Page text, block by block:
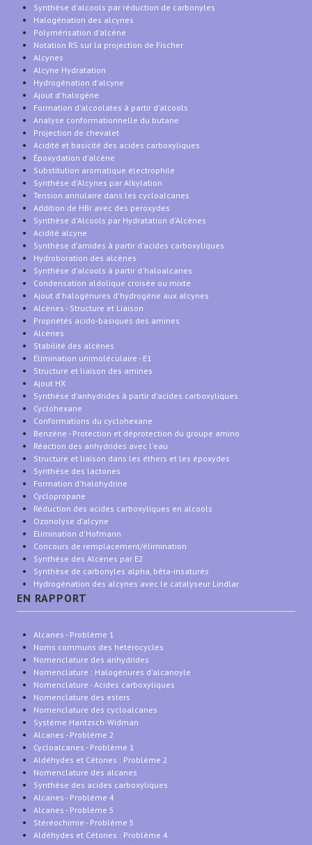
Synthèse d'alcools par réduction de carbonyles
Halogénation des alcynes
Polymérisation d'alcène
Notation RS sur la projection de Fischer
Alcynes
Alcyne Hydratation
Hydrogénation d'alcyne
Ajout d'halogène
Formation d'alcoolates à partir d'alcools
Analyse conformationnelle du butane
Projection de chevalet
Acidité et basicité des acides carboxyliques
Époxydation d'alcène
Substitution aromatique électrophile
Synthèse d'Alcynes par Alkylation
Tension annulaire dans les cycloalcanes
Addition de HBr avec des peroxydes
Synthèse d'Alcools par Hydratation d'Alcènes
Acidité alcyne
Synthèse d'amides à partir d'acides carboxyliques
Hydroboration des alcènes
Synthèse d'alcools à partir d'haloalcanes
Condensation aldolique croisée ou mixte
Ajout d'halogénures d'hydrogène aux alcynes
Alcènes - Structure et Liaison
Propriétés acido-basiques des amines
Alcènes
Stabilité des alcènes
Élimination unimoléculaire - E1
Structure et liaison des amines
Ajout HX
Synthèse d'anhydrides à partir d'acides carboxyliques
Cyclohexane
Conformations du cyclohexane
Benzène - Protection et déprotection du groupe amino
Réaction des anhydrides avec l'eau
Structure et liaison dans les éthers et les époxydes
Synthèse des lactones
Formation d'halohydrine
Cyclopropane
Réduction des acides carboxyliques en alcools
Ozonolyse d'alcyne
Élimination d'Hofmann
Concours de remplacement/élimination
Synthèse des Alcènes par E2
Synthèse de carbonyles alpha, bêta-insaturés
Hydrogénation des alcynes avec le catalyseur Lindlar
EN RAPPORT
Alcanes - Problème 1
Noms communs des hétérocycles
Nomenclature des anhydrides
Nomenclature : Halogénures d'alcanoyle
Nomenclature - Acides carboxyliques
Nomenclature des esters
Nomenclature des cycloalcanes
Système Hantzsch-Widman
Alcanes - Problème 2
Cycloalcanes - Problème 1
Aldéhydes et Cétones : Problème 2
Nomenclature des alcanes
Synthèse des acides carboxyliques
Alcanes - Problème 4
Alcanes - Problème 5
Stéréochimie - Problème 5
Aldéhydes et Cétones : Problème 4